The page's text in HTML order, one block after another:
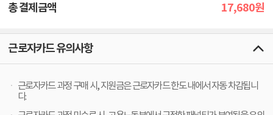
총 결제금액 17,680원
근로자카드 유의사항
근로자카드 과정 구매 시, 지원금은 근로자카드 한도 내에서 자동 차감됩니
다.